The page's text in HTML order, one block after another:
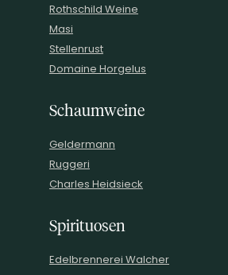
Rothschild Weine
Masi
Stellenrust
Domaine Horgelus
Schaumweine
Geldermann
Ruggeri
Charles Heidsieck
Spirituosen
Edelbrennerei Walcher